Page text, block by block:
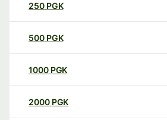
250 PGK
500 PGK
1000 PGK
2000 PGK